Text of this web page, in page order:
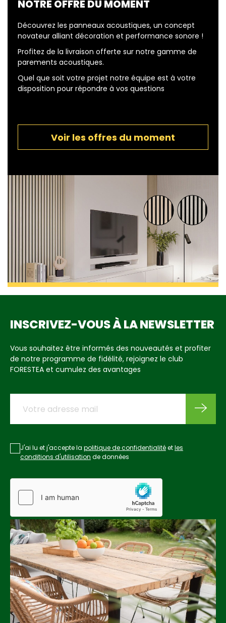
NOTRE OFFRE DU MOMENT
Découvrez les panneaux acoustiques, un concept
novateur alliant décoration et performance sonore !
Profitez de la livraison offerte sur notre gamme de
parements acoustiques.
Quel que soit votre projet notre équipe est à votre
disposition pour répondre à vos questions
Voir les offres du moment
INSCRIVEZ-VOUS À LA NEWSLETTER
Vous souhaitez être informés des nouveautés et profiter
de notre programme de fidélité, rejoignez le club
FORESTEA et cumulez des avantages
J'ai lu et j'accepte la politique de confidentialitéetles
conditions d'utilisation de données